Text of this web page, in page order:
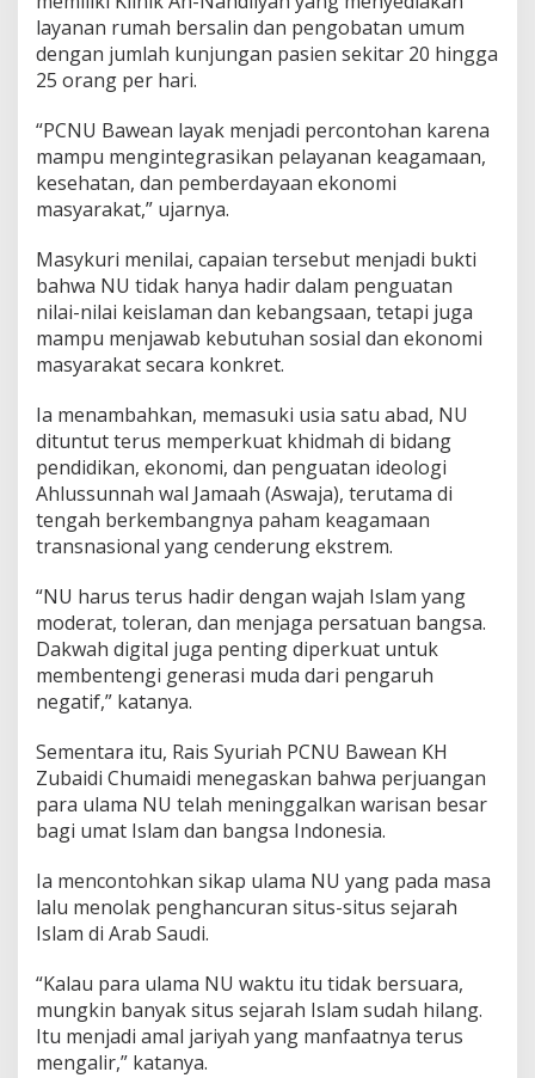
layanan rumah bersalin dan pengobatan umum
dengan jumlah kunjungan pasien sekitar 20 hingga
25 orang per hari.
“PCNU Bawean layak menjadi percontohan karena
mampu mengintegrasikan pelayanan keagamaan,
kesehatan, dan pemberdayaan ekonomi
masyarakat,” ujarnya.
Masykuri menilai, capaian tersebut menjadi bukti
bahwa NU tidak hanya hadir dalam penguatan
nilai-nilai keislaman dan kebangsaan, tetapi juga
mampu menjawab kebutuhan sosial dan ekonomi
masyarakat secara konkret.
Ia menambahkan, memasuki usia satu abad, NU
dituntut terus memperkuat khidmah di bidang
pendidikan, ekonomi, dan penguatan ideologi
Ahlussunnah wal Jamaah (Aswaja), terutama di
tengah berkembangnya paham keagamaan
transnasional yang cenderung ekstrem.
“NU harus terus hadir dengan wajah Islam yang
moderat, toleran, dan menjaga persatuan bangsa.
Dakwah digital juga penting diperkuat untuk
membentengi generasi muda dari pengaruh
negatif,” katanya.
Sementara itu, Rais Syuriah PCNU Bawean KH
Zubaidi Chumaidi menegaskan bahwa perjuangan
para ulama NU telah meninggalkan warisan besar
bagi umat Islam dan bangsa Indonesia.
Ia mencontohkan sikap ulama NU yang pada masa
lalu menolak penghancuran situs-situs sejarah
Islam di Arab Saudi.
“Kalau para ulama NU waktu itu tidak bersuara,
mungkin banyak situs sejarah Islam sudah hilang.
Itu menjadi amal jariyah yang manfaatnya terus
mengalir,” katanya.